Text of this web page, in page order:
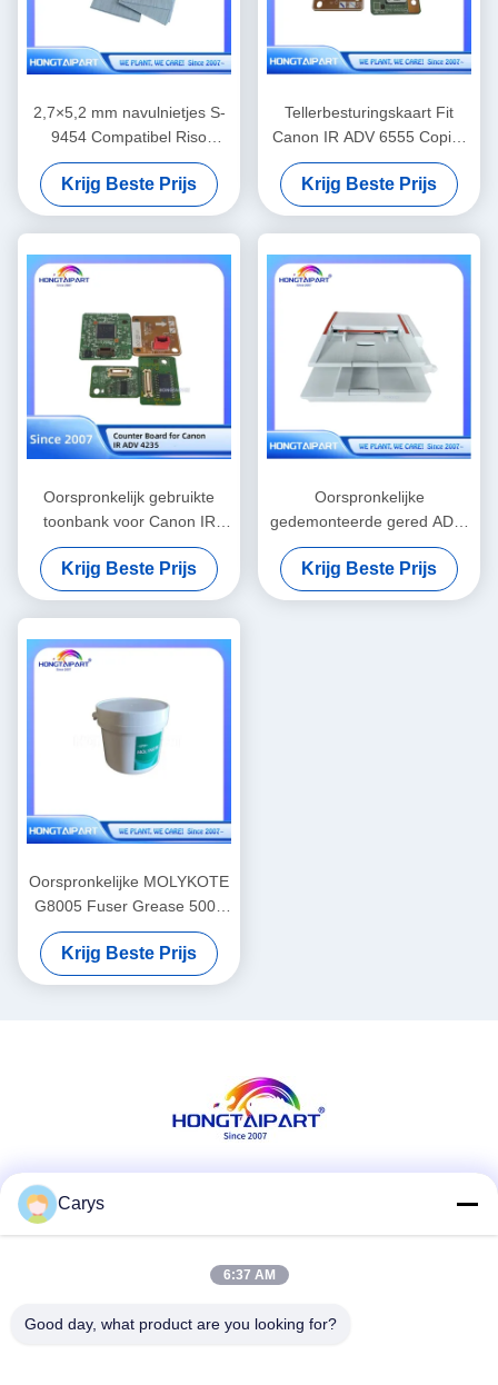
2,7×5,2 mm navulnietjes S-
9454 Compatibel Riso
Finisher Binding
Vervangingsbenodigdheden
Krijg Beste Prijs
Tellerbesturingskaart Fit
Canon IR ADV 6555 Copier
reserveonderdelen
Krijg Beste Prijs
Oorspronkelijk gebruikte
toonbank voor Canon IR
ADV 4235 printer
Krijg Beste Prijs
Oorspronkelijke
gedemonteerde gered ADF-
assemblagecompatibel met
Canon I-Sensys MF6180dw
Multifunction Printer
Krijg Beste Prijs
Oorspronkelijke MOLYKOTE
G8005 Fuser Grease 500g
voor laserprintapparatuur
Krijg Beste Prijs
Carys
6:37 AM
Good day, what product are you looking for?